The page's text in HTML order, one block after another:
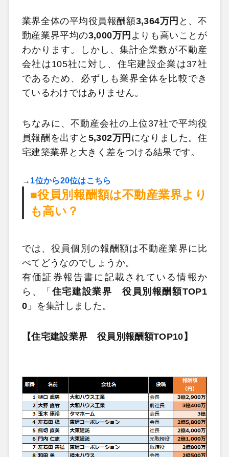
業界全体の平均役員報酬額3,364万円 と、不
動産業界平均の3,000万円 よりも高いことが
わかります。しかし、集計企業数が不動産
会社は105社に対し、住宅建設企業は37社
であるため、必ずしも業界全体を比較でき
ているわけではありません。
ちなみに、不動産会社の上位37社で平均役
員報酬を出すと 5,302万円 になりました。住
宅建築業界と大きく差をつける結果です。
→ 1位から20位はこちら
■役員別報酬額は不動産業界より
も高い？
では、役員個別の報酬額は不動産業界に比
べてどうなのでしょうか。
有価証券報告書に記載されている情報か
ら、「住宅建設業界 役員別報酬額TOP1
0 」を集計しました。
【住宅建設業界 役員別報酬額TOP10】